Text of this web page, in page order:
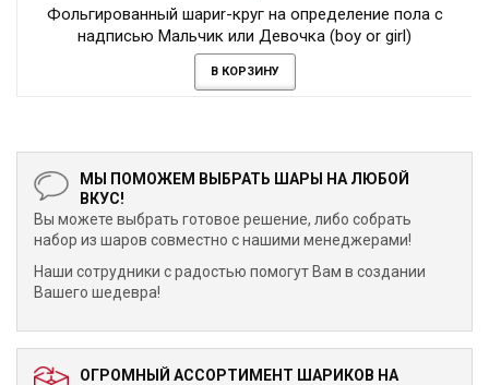
Фольгированный шариr-круг на определение пола с
надписью Мальчик или Девочка (boy or girl)
В КОРЗИНУ
МЫ ПОМОЖЕМ ВЫБРАТЬ ШАРЫ НА ЛЮБОЙ
ВКУС!
Вы можете выбрать готовое решение, либо собрать
набор из шаров совместно с нашими менеджерами!
Наши сотрудники с радостью помогут Вам в создании
Вашего шедевра!
ОГРОМНЫЙ АССОРТИМЕНТ ШАРИКОВ НА